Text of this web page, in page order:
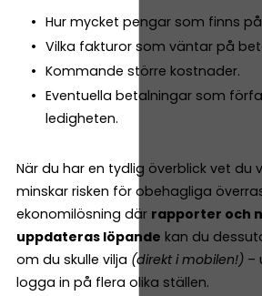
Hur mycket pengar som finns
Vilka fakturor som väntar på
Kommande större kostnader.
Eventuella betalningar som
ledigheten.
När du har en tydlig överblick vet du
minskar risken för obehagliga
ekonomilösning där rapporter och
uppdateras löpande kan du
om du skulle vilja (direkt i mobilen!) –
logga in på flera olika ställen.